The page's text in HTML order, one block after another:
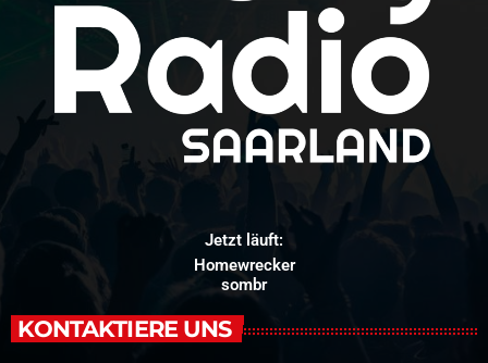
Jetzt läuft:
Homewrecker
sombr
KONTAKTIERE UNS